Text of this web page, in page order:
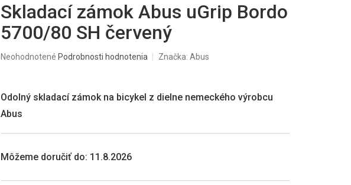
Môžeme doručiť do: 11.8.2026
Odolný skladací zámok na bicykel z dielne nemeckého výrobcu
Abus
Skladací zámok Abus uGrip Bordo
5700/80 SH červený
Priemerné
0,0
5
Neohodnotené Podrobnosti hodnotenia Značka: Abus